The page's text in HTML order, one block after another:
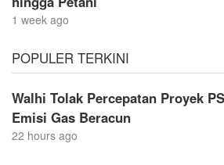
1 week ago
POPULER TERKINI
Walhi Tolak Percepatan Proyek
Emisi Gas Beracun
22 hours ago